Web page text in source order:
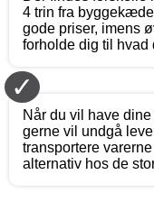
4 trin fra
gode priser, imens
forholde dig til hvad
✓
Når du vil have
gerne vil undgå
transportere
alternativ hos de